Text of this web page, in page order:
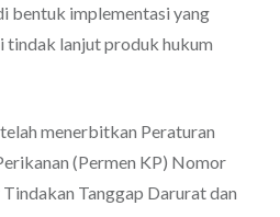
bentuk implementasi yang
tindak lanjut produk hukum
menerbitkan Peraturan
(Permen KP) Nomor
Tanggap Darurat dan